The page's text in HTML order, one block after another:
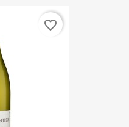
favorite_border